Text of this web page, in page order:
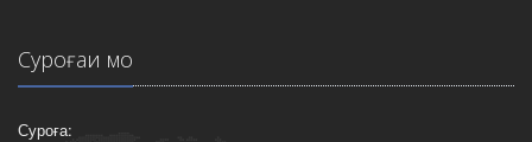
Суроғаи мо
Суроға: